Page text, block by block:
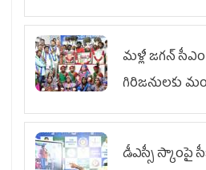
జరిగే వరకు
మళ్లీ జగన్
గిరిజనులకు
డీఎస్సీ స్కాంపై